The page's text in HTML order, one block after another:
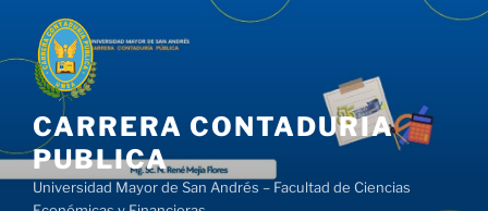
contenido
CARRERA CONTADURIA
PUBLICA
Universidad Mayor de San Andrés – Facultad de Ciencias